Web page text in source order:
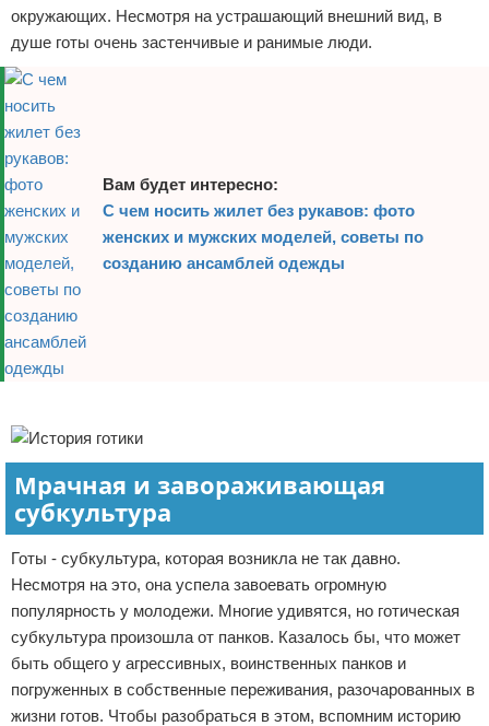
окружающих. Несмотря на устрашающий внешний вид, в
душе готы очень застенчивые и ранимые люди.
Вам будет интересно:
С чем носить жилет без рукавов: фото
женских и мужских моделей, советы по
созданию ансамблей одежды
Мрачная и завораживающая
субкультура
Готы - субкультура, которая возникла не так давно.
Несмотря на это, она успела завоевать огромную
популярность у молодежи. Многие удивятся, но готическая
субкультура произошла от панков. Казалось бы, что может
быть общего у агрессивных, воинственных панков и
погруженных в собственные переживания, разочарованных в
жизни готов. Чтобы разобраться в этом, вспомним историю